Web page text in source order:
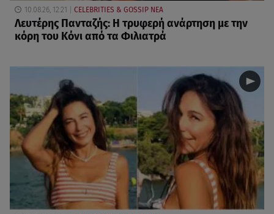
10.08.26, 12:21 CELEBRITIES & GOSSIP ΝΕΑ
Λευτέρης Πανταζής: Η τρυφερή ανάρτηση με την
κόρη του Κόνι από τα Φιλιατρά